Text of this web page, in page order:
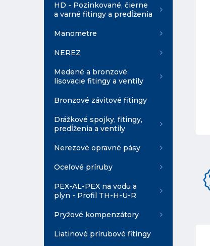
HD - Pozinkované, čierne
a varné fitingy a predĺženia
Manometre
NEREZ
Medené a bronzové
lisovacie fitingy a ventily
Bronzové závitové fitingy
Drážkové spojky, fitingy,
predĺženia a ventily
Nerezové opravné pásy
Oceľové príruby
PEX-AL-PEX na vodu a
plyn - Profil TH-H-U-R
Pryžové kompenzátory
Liatinové prírubové fitingy